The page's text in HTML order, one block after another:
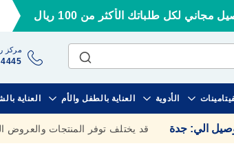
مجاني لكل طلباتك الأكثر من 100 ريال
مركز
الأدوية العناية بالطفل والأم العناية
الي: جدة قد يختلف توفر المنتجات والعروض